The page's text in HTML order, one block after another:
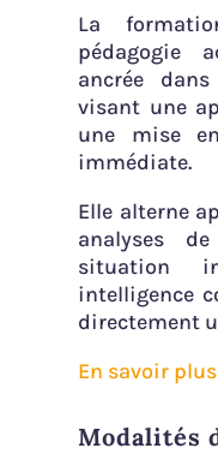
La
pédagogie
ancrée
visant une
une mise
immédiate.
Elle alterne
analyses
situation
intelligence
directement
En savoir plus
Modalités